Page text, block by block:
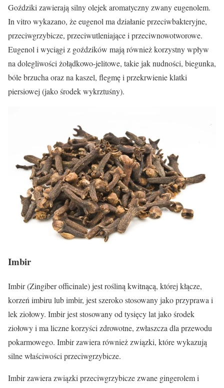
Goździki zawierają silny olejek aromatyczny zwany eugenolem.
In vitro wykazano, że eugenol ma działanie przeciwbakteryjne,
przeciwgrzybicze, przeciwutleniające i przeciwnowotworowe.
Eugenol i wyciągi z goździków mają również korzystny wpływ
na dolegliwości żołądkowo-jelitowe, takie jak nudności, biegunka,
bóle brzucha oraz na kaszel, flegmę i przekrwienie klatki
piersiowej (jako środek wykrztuśny).
Imbir
Imbir (Zingiber officinale) jest rośliną kwitnącą, której kłącze,
korzeń imbiru lub imbir, jest szeroko stosowany jako przyprawa i
lek ziołowy. Imbir jest stosowany od tysięcy lat jako środek
ziołowy i ma liczne korzyści zdrowotne, zwłaszcza dla przewodu
pokarmowego. Imbir zawiera również związki, które wykazują
silne właściwości przeciwgrzybicze.
Imbir zawiera związki przeciwgrzybicze zwane gingerolem i